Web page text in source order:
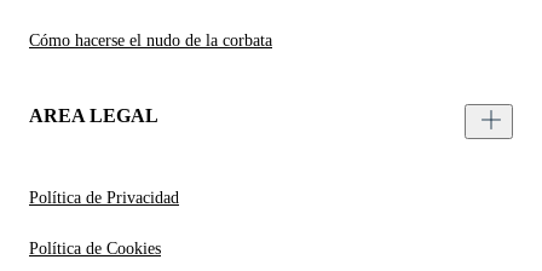
Cómo hacerse el nudo de la corbata
AREA LEGAL
Política de Privacidad
Política de Cookies